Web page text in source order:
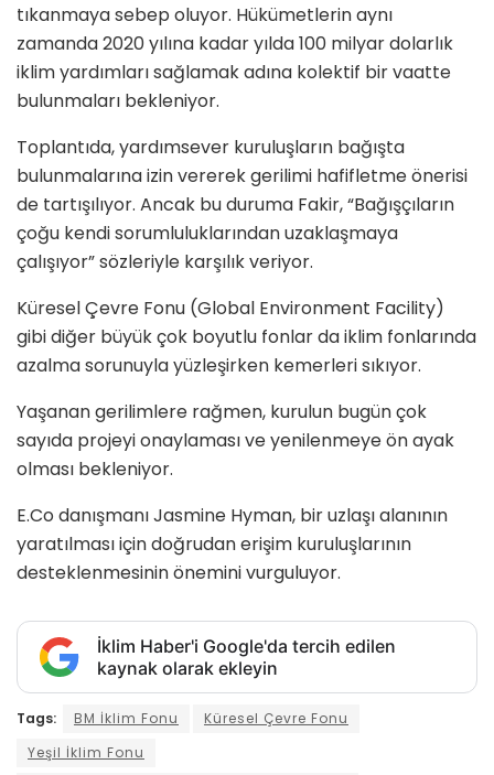
tıkanmaya sebep oluyor. Hükümetlerin aynı
zamanda 2020 yılına kadar yılda 100 milyar dolarlık
iklim yardımları sağlamak adına kolektif bir vaatte
bulunmaları bekleniyor.
Toplantıda, yardımsever kuruluşların bağışta
bulunmalarına izin vererek gerilimi hafifletme önerisi
de tartışılıyor. Ancak bu duruma Fakir, “Bağışçıların
çoğu kendi sorumluluklarından uzaklaşmaya
çalışıyor” sözleriyle karşılık veriyor.
Küresel Çevre Fonu (Global Environment Facility)
gibi diğer büyük çok boyutlu fonlar da iklim fonlarında
azalma sorunuyla yüzleşirken kemerleri sıkıyor.
Yaşanan gerilimlere rağmen, kurulun bugün çok
sayıda projeyi onaylaması ve yenilenmeye ön ayak
olması bekleniyor.
E.Co danışmanı Jasmine Hyman, bir uzlaşı alanının
yaratılması için doğrudan erişim kuruluşlarının
desteklenmesinin önemini vurguluyor.
İklim Haber'i Google'da tercih edilen
kaynak olarak ekleyin
Tags: BM İklim Fonu
Küresel Çevre Fonu
Yeşil İklim Fonu